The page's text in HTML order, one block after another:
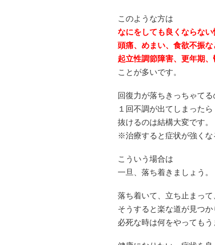
このような方は
なにをしても良くならな
頭痛、めまい、食欲不振
起立性調節障害、更年期、
ことが多いです。
回復力が落ちきっちゃてる
１回不調が出てしまったら
抜けるのは結構大変です。
※治療すると症状が強くな
こういう場合は
一旦、落ち着きましょう。
落ち着いて、立ち止まって
そうすると楽な道が見つか
必死な時は何をやってもう